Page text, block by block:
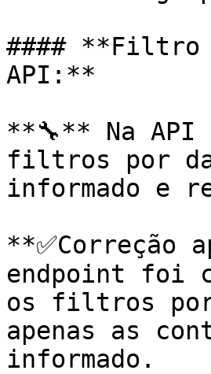
#### **Filtro
API:**
**🔧** Na
filtros por
informado e
**✅Correção
endpoint foi
os filtros por
apenas as
informado.